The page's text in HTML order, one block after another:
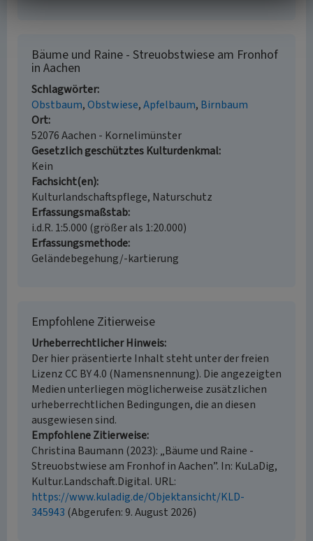
Bäume und Raine - Streuobstwiese am Fronhof
in Aachen
Schlagwörter
Obstbaum Obstwiese Apfelbaum Birnbaum
Ort
52076 Aachen - Kornelimünster
Gesetzlich geschütztes Kulturdenkmal
Kein
Fachsicht(en)
Kulturlandschaftspflege, Naturschutz
Erfassungsmaßstab
i.d.R. 1:5.000 (größer als 1:20.000)
Erfassungsmethode
Geländebegehung/-kartierung
Empfohlene Zitierweise
Urheberrechtlicher Hinweis
Der hier präsentierte Inhalt steht unter der freien
Lizenz CC BY 4.0 (Namensnennung). Die angezeigten
Medien unterliegen möglicherweise zusätzlichen
urheberrechtlichen Bedingungen, die an diesen
ausgewiesen sind.
Empfohlene Zitierweise
Christina Baumann (2023): „Bäume und Raine -
Streuobstwiese am Fronhof in Aachen”. In: KuLaDig,
Kultur.Landschaft.Digital. URL:
https://www.kuladig.de/Objektansicht/KLD-
345943 (Abgerufen: 9. August 2026)